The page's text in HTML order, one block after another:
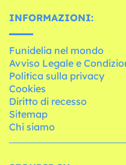
INFORMAZIONI:
Funidelia nel mondo
Avviso Legale e
Politica sulla privacy
Cookies
Diritto di recesso
Sitemap
Chi siamo